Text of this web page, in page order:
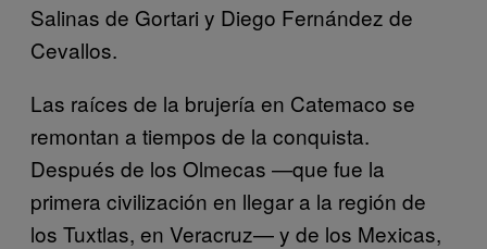
Salinas de Gortari y Diego Fernández de
Cevallos.
Las raíces de la brujería en Catemaco se
remontan a tiempos de la conquista.
Después de los Olmecas —que fue la
primera civilización en llegar a la región de
los Tuxtlas, en Veracruz— y de los Mexicas,